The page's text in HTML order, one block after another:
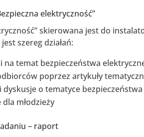
elektryczność”
skierowana jest do
szereg działań:
na temat bezpieczeństwa
poprzez artykuły
o tematyce bezpieczeństwa
młodzieży
– raport